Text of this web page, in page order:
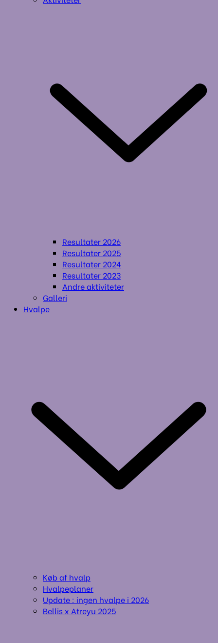
Resultater 2026
Resultater 2025
Resultater 2024
Resultater 2023
Andre aktiviteter
Galleri
Hvalpe
Køb af hvalp
Hvalpeplaner
Update : ingen hvalpe i 2026
Bellis x Atreyu 2025